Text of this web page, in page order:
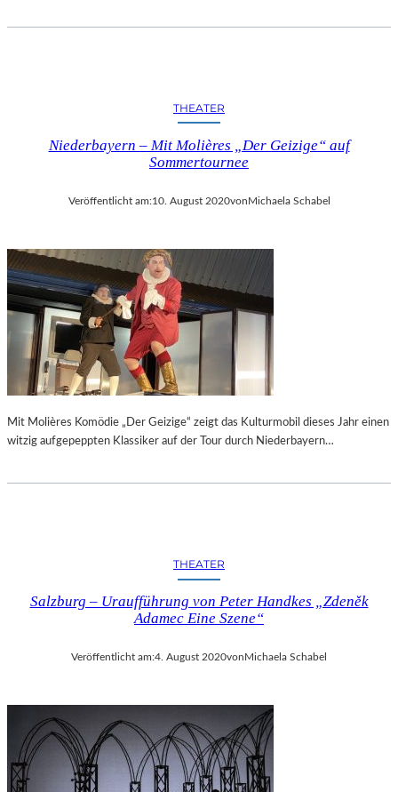
THEATER
Niederbayern – Mit Molières „Der Geizige“ auf
Sommertournee
Veröffentlicht am:10. August 2020vonMichaela Schabel
Mit Molières Komödie „Der Geizige“ zeigt das Kulturmobil dieses Jahr einen
witzig aufgepeppten Klassiker auf der Tour durch Niederbayern…
THEATER
Salzburg – Uraufführung von Peter Handkes „Zdeněk
Adamec Eine Szene“
Veröffentlicht am:4. August 2020vonMichaela Schabel